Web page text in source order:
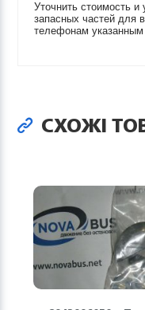
Уточнить стоимость
запасных частей для
телефонам указанным
СХОЖІ